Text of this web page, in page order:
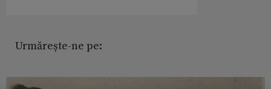
Urmărește-ne pe: